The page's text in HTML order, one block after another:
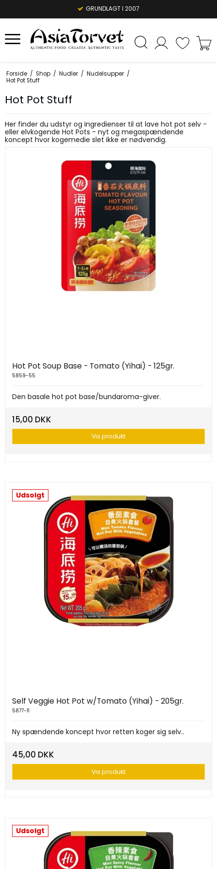
GRUNDLAGT I 2007
Forside / Shop / Nudler / Nudelsupper /
Hot Pot Stuff
Hot Pot Stuff
Her finder du udstyr og ingredienser til at lave hot pot selv -
eller elvkogende Hot Pots - nyt og megaspændende
koncept hvor kogemedie slet ikke er nødvendig.
Hot Pot Soup Base - Tomato (Yihai) - 125gr.
5859-55
Den basale hot pot base/bundaroma-giver.
15,00 DKK
Vis produkt
Udsolgt
Self Veggie Hot Pot w/Tomato (Yihai) - 205gr.
5877-11
Ny spændende koncept hvor retten koger sig selv..
45,00 DKK
Vis produkt
Udsolgt